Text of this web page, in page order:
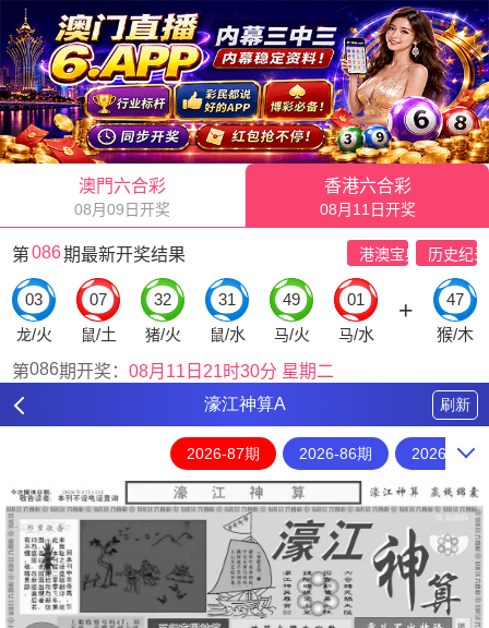
濠江神算A 刷新
2026-87期 2026-86期 2026-85期